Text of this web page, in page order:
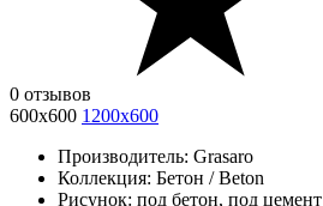
0 отзывов
600x600 1200x600
Производитель: Grasaro
Коллекция: Бетон / Beton
Рисунок: под бетон, под цемент